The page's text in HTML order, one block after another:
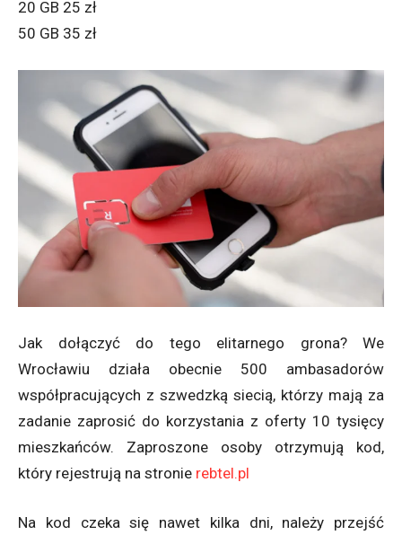
20 GB 25 zł
50 GB 35 zł
Jak dołączyć do tego elitarnego grona? We
Wrocławiu działa obecnie 500 ambasadorów
współpracujących z szwedzką siecią, którzy mają za
zadanie zaprosić do korzystania z oferty 10 tysięcy
mieszkańców. Zaproszone osoby otrzymują kod,
który rejestrują na stronie rebtel.pl
Na kod czeka się nawet kilka dni, należy przejść